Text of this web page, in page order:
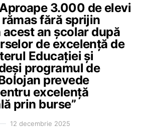
3.000 de elevi
fără sprijin
an școlar după
de excelență de
Educației și
programul de
prevede
excelență
prin burse”
12 decembrie 2025